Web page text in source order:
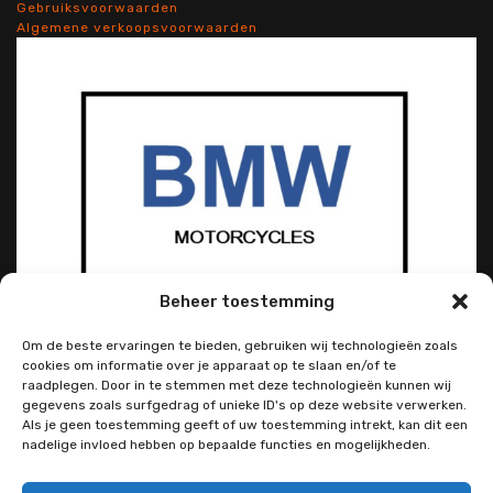
Beheer toestemming
Om de beste ervaringen te bieden, gebruiken wij technologieën zoals
cookies om informatie over je apparaat op te slaan en/of te
raadplegen. Door in te stemmen met deze technologieën kunnen wij
gegevens zoals surfgedrag of unieke ID's op deze website verwerken.
Als je geen toestemming geeft of uw toestemming intrekt, kan dit een
nadelige invloed hebben op bepaalde functies en mogelijkheden.
Gebruiksvoorwaarden
Algemene verkoopsvoorwaarden